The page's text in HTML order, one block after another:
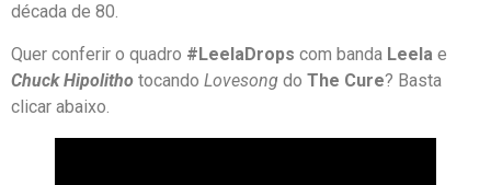
década de 80.
Quer conferir o quadro #LeelaDrops com banda Leela e
Chuck Hipolitho tocando Lovesong do The Cure? Basta
clicar abaixo.